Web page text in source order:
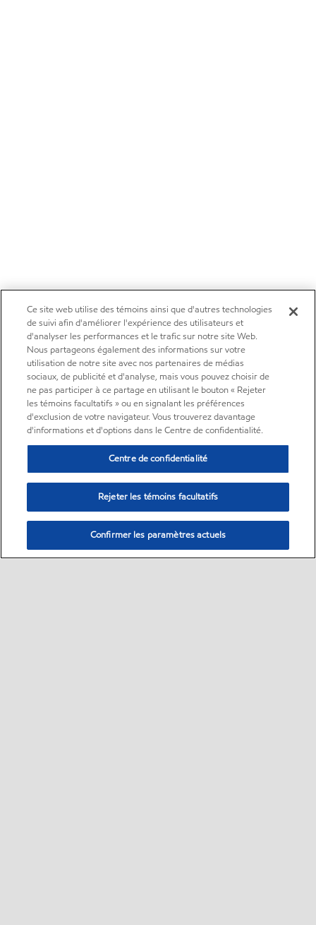
Ce site web utilise des témoins ainsi que d'autres technologies
de suivi afin d'améliorer l'expérience des utilisateurs et
d'analyser les performances et le trafic sur notre site Web.
Nous partageons également des informations sur votre
utilisation de notre site avec nos partenaires de médias
sociaux, de publicité et d'analyse, mais vous pouvez choisir de
ne pas participer à ce partage en utilisant le bouton « Rejeter
les témoins facultatifs » ou en signalant les préférences
d'exclusion de votre navigateur. Vous trouverez davantage
d'informations et d'options dans le Centre de confidentialité.
Centre de confidentialité
Rejeter les témoins facultatifs
Confirmer les paramètres actuels